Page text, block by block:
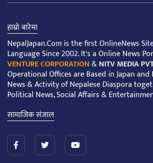
हाम्रो बारेमा
NepalJapan.Com is the first OnlineNews
Language Since 2002. It's a Online News
VENTURE CORPORATION&NITV MEDIA
Operational Offices are Based in Japan
News & Activity of Nepalese Diaspora
Political News, Social Affairs &
सामाजिक संजाल